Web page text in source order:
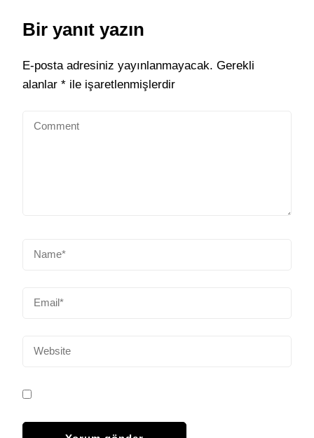
Bir yanıt yazın
E-posta adresiniz yayınlanmayacak. Gerekli
alanlar * ile işaretlenmişlerdir